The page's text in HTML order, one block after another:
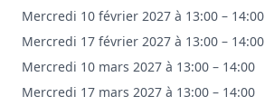
Mercredi 10 février 2027 à 13:00 – 14:00
Mercredi 17 février 2027 à 13:00 – 14:00
Mercredi 10 mars 2027 à 13:00 – 14:00
Mercredi 17 mars 2027 à 13:00 – 14:00